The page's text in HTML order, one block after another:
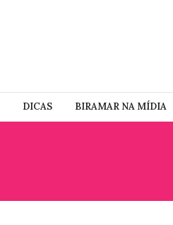
DICAS BIRAMAR NA MÍDIA